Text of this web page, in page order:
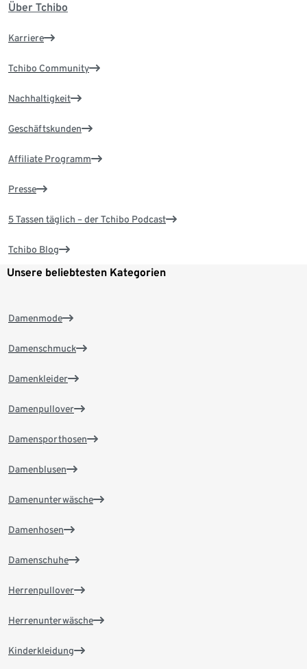
Über Tchibo
Karriere
Tchibo Community
Nachhaltigkeit
Geschäftskunden
Affiliate Programm
Presse
5 Tassen täglich – der Tchibo Podcast
Tchibo Blog
Unsere beliebtesten Kategorien
Damenmode
Damenschmuck
Damenkleider
Damenpullover
Damensporthosen
Damenblusen
Damenunterwäsche
Damenhosen
Damenschuhe
Herrenpullover
Herrenunterwäsche
Kinderkleidung